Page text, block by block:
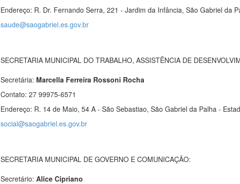
Endereço: R. Dr. Fernando Serra, 221 - Jardim da Infância, São Gabriel da
saude@saogabriel.es.gov.br
SECRETARIA MUNICIPAL DO TRABALHO, ASSISTÊNCIA DE
Secretária: Marcella Ferreira Rossoni Rocha
Contato: 27 99975-6571
Endereço: R. 14 de Maio, 54 A - São Sebastiao, São Gabriel da Palha -
social@saogabriel.es.gov.br
SECRETARIA MUNICIPAL DE GOVERNO E COMUNICAÇÃO:
Secretário: Alice Cipriano